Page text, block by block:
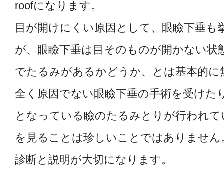
roofになります。
目が開けにくい原因として、眼瞼下垂も
が、眼瞼下垂は目そのものが開かない状
でたるみがあるかどうか、とは基本的に
全く原因でない眼瞼下垂の手術を受けた
となっている瞼のたるみとりが行われ
を見ることは珍しいことではありませ
診断と説明が大切になります。